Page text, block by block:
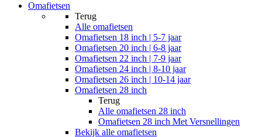
Omafietsen
Terug
Alle omafietsen
Omafietsen 18 inch | 5-7 jaar
Omafietsen 20 inch | 6-8 jaar
Omafietsen 22 inch | 7-9 jaar
Omafietsen 24 inch | 8-10 jaar
Omafietsen 26 inch | 10-14 jaar
Omafietsen 28 inch
Terug
Alle omafietsen 28 inch
Omafietsen 28 inch Met Versnellingen
Bekijk alle omafietsen